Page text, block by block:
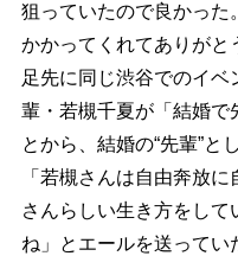
狙っていたので良かった
かかってくれてありがと
足先に同じ渋谷でのイ
輩・若槻千夏が「結婚で
とから、結婚の“先輩”と
「若槻さんは自由奔放
さんらしい生き方をし
ね」とエールを送ってい